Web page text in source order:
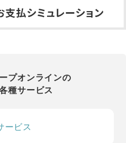
プオンラインの
種サービス
ービス